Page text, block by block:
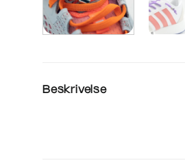
Beskrivelse